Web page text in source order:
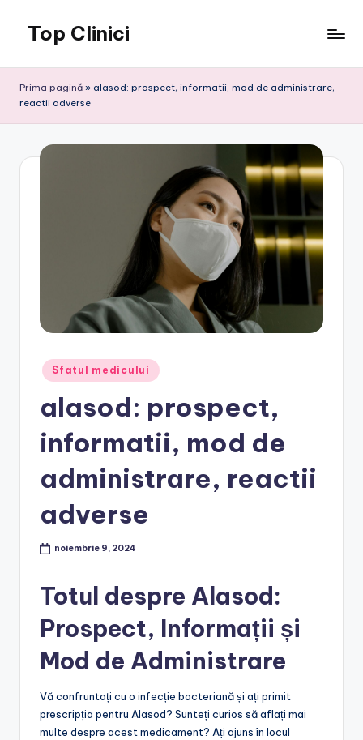
content
Top Clinici
Prima pagină » alasod: prospect, informatii, mod de administrare,
reactii adverse
Posted
in
Sfatul medicului
alasod: prospect,
informatii, mod de
administrare, reactii
adverse
noiembrie 9, 2024
Totul despre Alasod:
Prospect, Informații și
Mod de Administrare
Vă confruntați cu o infecție bacteriană și ați primit
prescripția pentru Alasod? Sunteți curios să aflați mai
multe despre acest medicament? Ați ajuns în locul